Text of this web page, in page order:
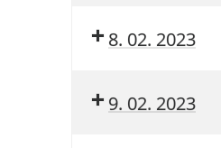
8. 02. 2023
9. 02. 2023